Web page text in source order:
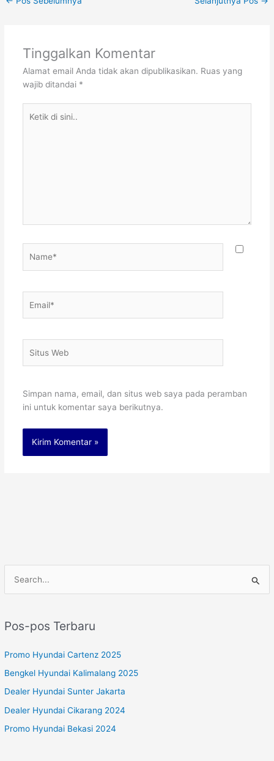
i
u
k
:
Pos-pos Terbaru
Promo Hyundai Cartenz 2025
Bengkel Hyundai Kalimalang 2025
Dealer Hyundai Sunter Jakarta
Dealer Hyundai Cikarang 2024
Promo Hyundai Bekasi 2024
Tinggalkan Komentar
Alamat email Anda tidak akan dipublikasikan. Ruas yang
wajib ditandai *
Web
Simpan nama, email, dan situs web saya pada peramban
ini untuk komentar saya berikutnya.